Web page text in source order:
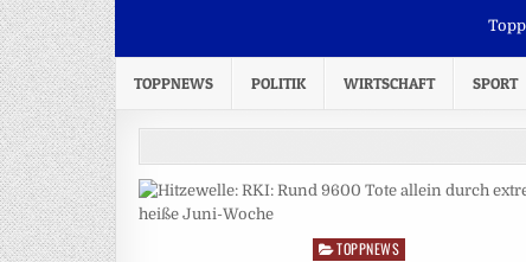
TOPPNEWS POLITIK WIRTSCHAFT SPORT
Posted
TOPPNEWS